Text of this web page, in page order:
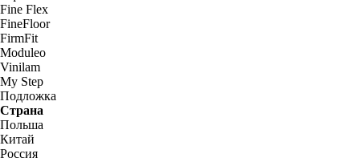
Fine Flex
FineFloor
FirmFit
Moduleo
Vinilam
My Step
Подложка
Страна
Польша
Китай
Россия